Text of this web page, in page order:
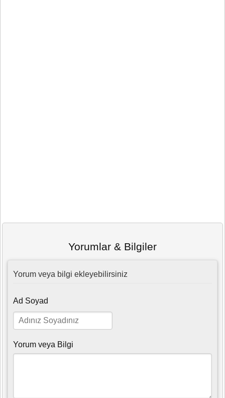
Yorumlar & Bilgiler
Yorum veya bilgi ekleyebilirsiniz
Ad Soyad
Yorum veya Bilgi